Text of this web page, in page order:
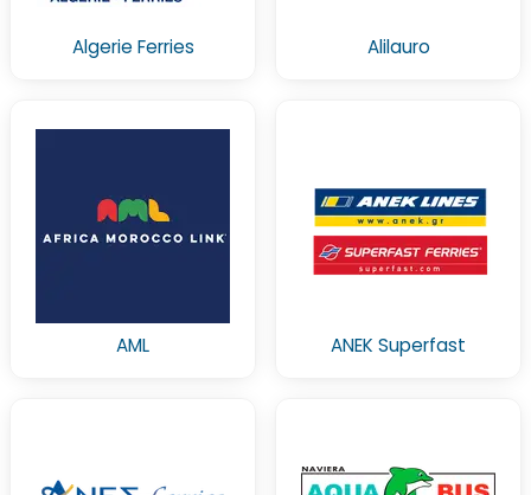
Algerie Ferries Alilauro
AML ANEK Superfast